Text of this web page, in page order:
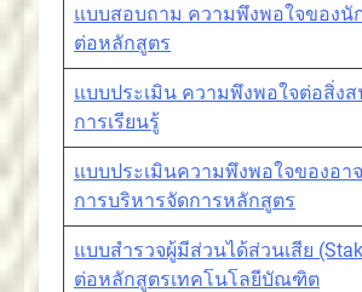
แบบสอบถาม ความพึงพอใจของนั
ต่อหลักสูตร
แบบประเมิน ความพึงพอใจต่อสิ่ง
การเรียนรู้
แบบประเมินความพึงพอใจของอา
การบริหารจัดการหลักสูตร
แบบสำรวจผู้มีส่วนได้ส่วนเสีย
ต่อหลักสูตรเทคโนโลยีบัณฑิต